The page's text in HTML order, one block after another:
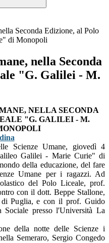
Seconda Edizione, al Polo
di Monopoli
nella Seconda
"G. Galilei - M.
NELLA SECONDA
"G. GALILEI - M.
Scienze Umane, giovedì 4
Galilei - Marie Curie" di
della educazione, del fare
Umane per i ragazzi. Ad
del Polo Liceale, prof.
con il dott.Beppe Stallone,
di Puglia, e con il prof. Guido
Sociale presso l'Università La
della notte delle Scienze i
Semeraro, Sergio Congedo